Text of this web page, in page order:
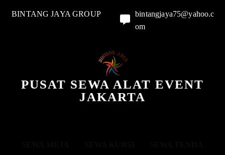
BINTANG JAYA GROUP
bintangjaya75@yahoo.c
om
PUSAT SEWA ALAT EVENT
JAKARTA